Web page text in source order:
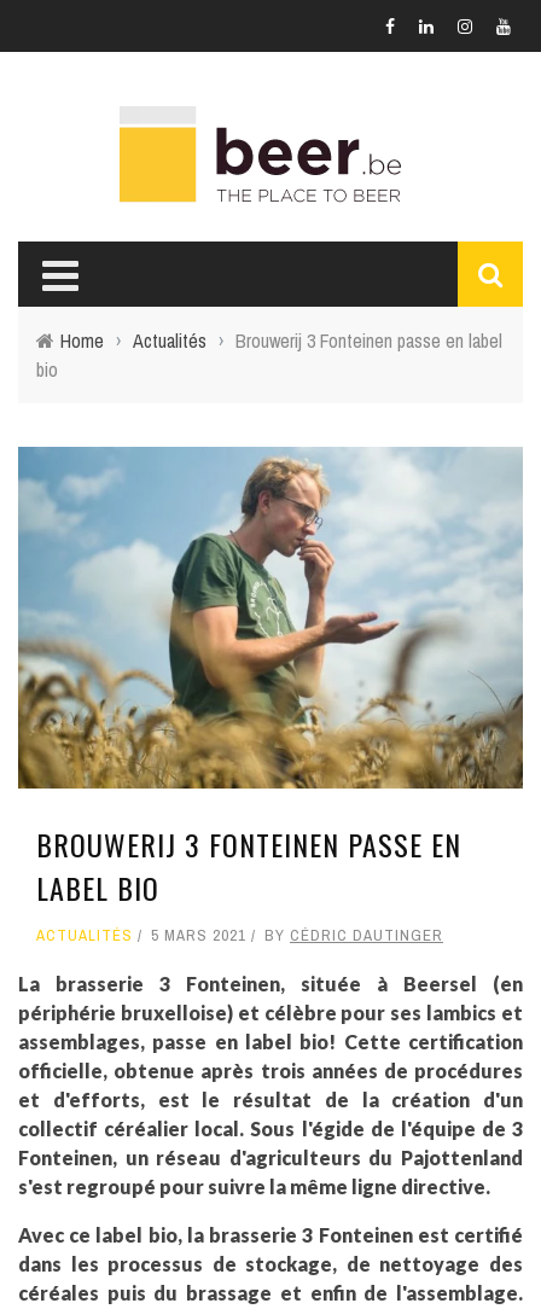
Home › Actualités › Brouwerij 3 Fonteinen passe en label
bio
BROUWERIJ 3 FONTEINEN PASSE EN
LABEL BIO
ACTUALITÉS 5 MARS 2021 BY CÉDRIC DAUTINGER
La brasserie 3 Fonteinen, située à Beersel (en
périphérie bruxelloise) et célèbre pour ses lambics et
assemblages, passe en label bio! Cette certification
officielle, obtenue après trois années de procédures
et d'efforts, est le résultat de la création d'un
collectif céréalier local. Sous l'égide de l'équipe de 3
Fonteinen, un réseau d'agriculteurs du Pajottenland
s'est regroupé pour suivre la même ligne directive.
Avec ce label bio, la brasserie 3 Fonteinen est certifié
dans les processus de stockage, de nettoyage des
céréales puis du brassage et enfin de l'assemblage.